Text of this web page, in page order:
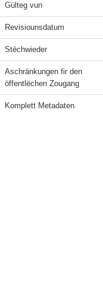
Gülteg vun
Revisiounsdatum
Stëchwieder
Aschränkungen fir den
öffentlëchen Zougang
Komplett Metadaten